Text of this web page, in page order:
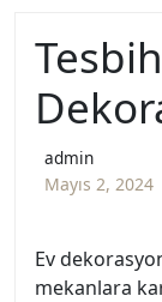
admin
Mayıs 2, 2024
Ev
mekanlara